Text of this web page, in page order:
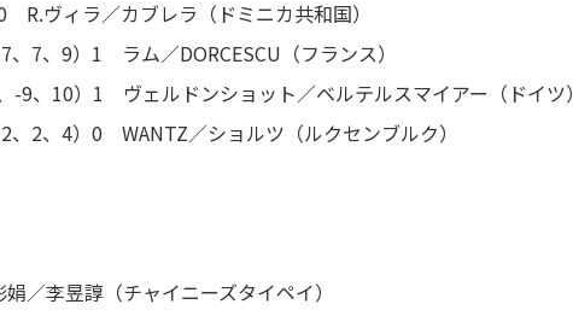
ヴィラ／カブレラ（ドミニカ共和国）
7、9）1 ラム／DORCESCU（フランス）
-9、10）1 ヴェルドンショット／ベルテルスマイアー（ドイツ）
2、4）0 WANTZ／ショルツ（ルクセンブルク）
李昱諄（チャイニーズタイペイ）